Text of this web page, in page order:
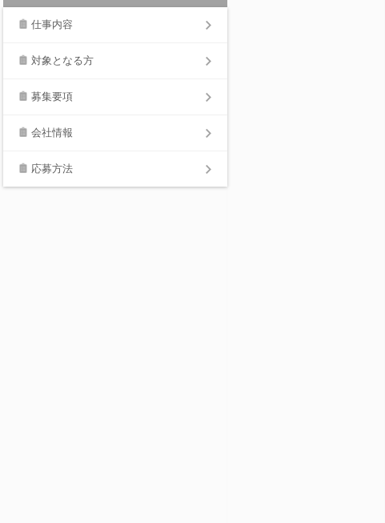
仕事内容
対象となる方
募集要項
会社情報
応募方法